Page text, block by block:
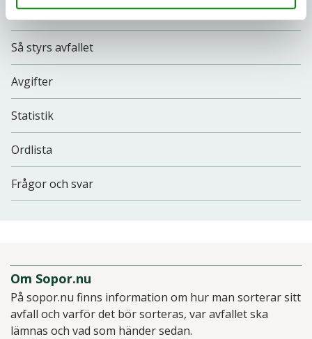
Skola
Så styrs avfallet
Avgifter
Statistik
Ordlista
Frågor och svar
Om Sopor.nu
På sopor.nu finns information om hur man sorterar sitt
avfall och varför det bör sorteras, var avfallet ska
lämnas och vad som händer sedan.